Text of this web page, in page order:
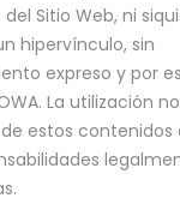
Sitio Web, ni
hipervínculo, sin
expreso y por
La utilización no
estos contenidos